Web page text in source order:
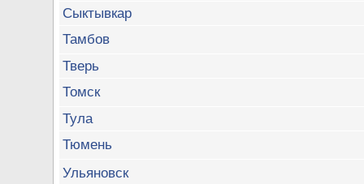
Сыктывкар
Тамбов
Тверь
Томск
Тула
Тюмень
Ульяновск